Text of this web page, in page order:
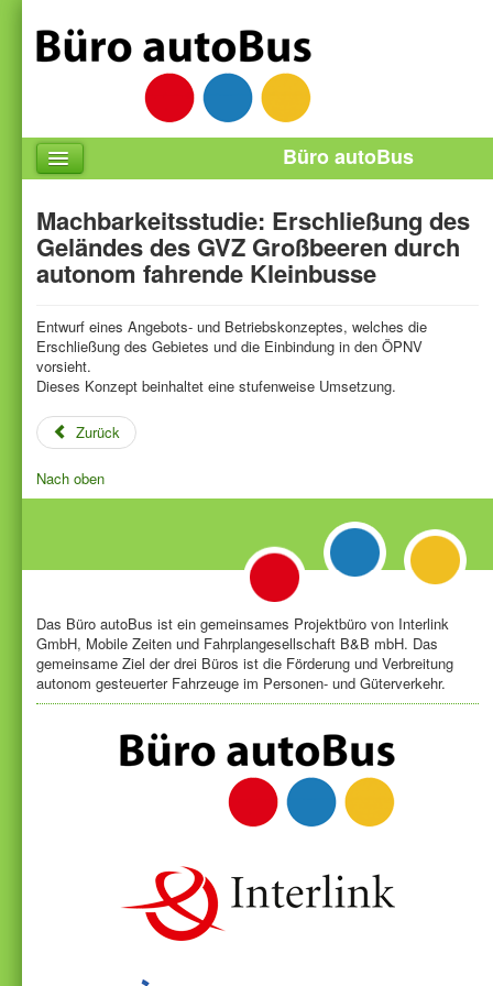
Büro autoBus
Aktuelles
Referenzen
Kontakt
Datenschutz
Machbarkeitsstudie: Erschließung des
Geländes des GVZ Großbeeren durch
autonom fahrende Kleinbusse
Entwurf eines Angebots‐ und Betriebskonzeptes, welches die
Erschließung des Gebietes und die Einbindung in den ÖPNV
vorsieht.
Dieses Konzept beinhaltet eine stufenweise Umsetzung.
Zurück
Nach oben
Das Büro autoBus ist ein gemeinsames Projektbüro von Interlink
GmbH, Mobile Zeiten und Fahrplangesellschaft B&B mbH. Das
gemeinsame Ziel der drei Büros ist die Förderung und Verbreitung
autonom gesteuerter Fahrzeuge im Personen- und Güterverkehr.